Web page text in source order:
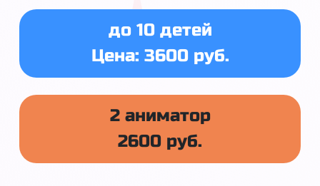
до 10 детей
Цена: 3600 руб.
2 аниматор
2600 руб.